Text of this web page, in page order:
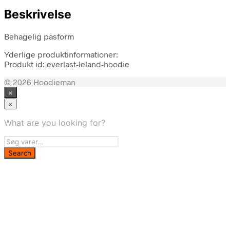
Beskrivelse
Behagelig pasform
Yderlige produktinformationer:
Produkt id: everlast-leland-hoodie
© 2026 Hoodieman
×
×
What are you looking for?